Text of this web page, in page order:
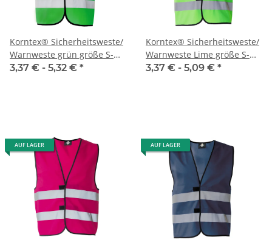
Korntex® Sicherheitsweste/
Warnweste grün größe S-
7XL
3,37 € - 5,32 € *
Korntex® Sicherheitsweste/
Warnweste Lime größe S-
5XL
3,37 € - 5,09 € *
AUF LAGER AUF LAGER